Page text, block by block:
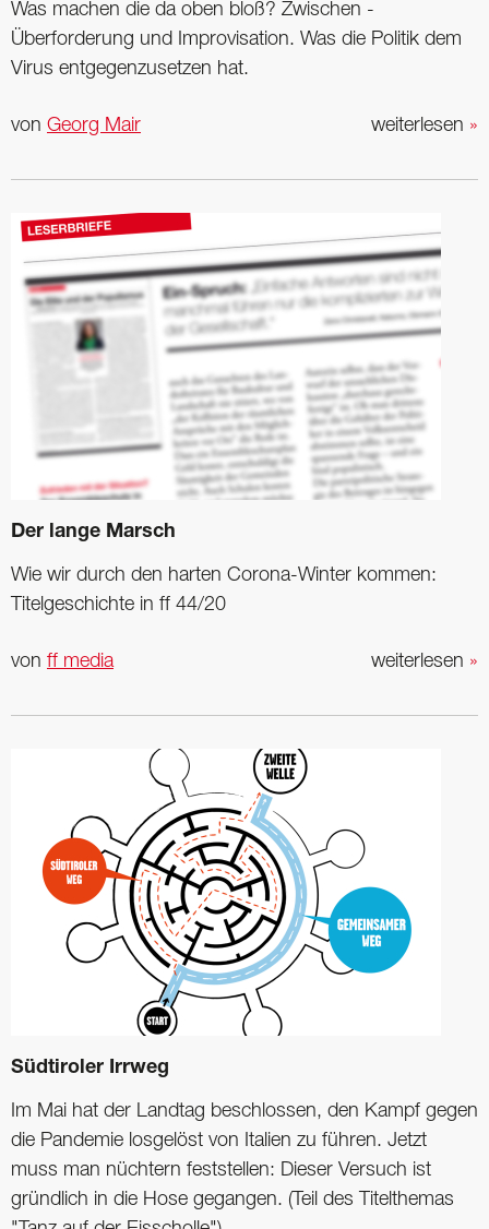
Was machen die da oben bloß? Zwischen ­
Überforderung und Improvisation. Was die ­Politik dem
Virus entgegenzusetzen hat.
weiterlesen »
von Georg Mair
Der lange Marsch
Wie wir durch den harten Corona-Winter kommen:
Titelgeschichte in ff 44/20
weiterlesen »
von ff media
Südtiroler Irrweg
Im Mai hat der Landtag beschlossen, den Kampf gegen
die Pandemie ­losgelöst von Italien zu führen. Jetzt
muss man nüchtern feststellen: Dieser Versuch ist
gründlich in die Hose gegangen. (Teil des Titelthemas